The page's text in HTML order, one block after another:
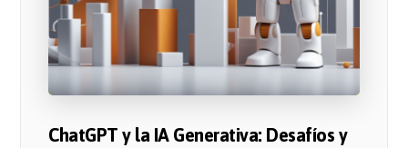
ChatGPT y la IA Generativa: Desafíos y